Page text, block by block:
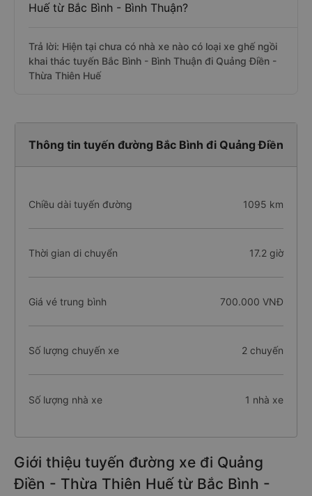
Huế từ Bắc Bình - Bình Thuận?
Trả lời: Hiện tại chưa có nhà xe nào có loại xe ghế ngồi
khai thác tuyến Bắc Bình - Bình Thuận đi Quảng Điền -
Thừa Thiên Huế
Thông tin tuyến đường Bắc Bình đi Quảng Điền
Chiều dài tuyến đường 1095 km
Thời gian di chuyển 17.2 giờ
Giá vé trung bình 700.000 VNĐ
Số lượng chuyến xe 2 chuyến
Số lượng nhà xe 1 nhà xe
Giới thiệu tuyến đường xe đi Quảng
Điền - Thừa Thiên Huế từ Bắc Bình -